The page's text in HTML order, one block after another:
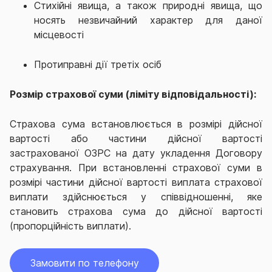
Стихійні явища, а також природні явища, що
носять незвичайний характер для даної
місцевості
Протиправні дії третіх осіб
Розмір страхової суми (ліміту відповідальності):
Страхова сума встановлюється в розмірі дійсної
вартості або частини дійсної вартості
застрахованої ОЗРС на дату укладення Договору
страхування. При встановленні страхової суми в
розмірі частини дійсної вартості виплата страхової
виплати здійснюється у співвідношенні, яке
становить страхова сума до дійсної вартості
(пропорційність виплати).
Замовити по телефону